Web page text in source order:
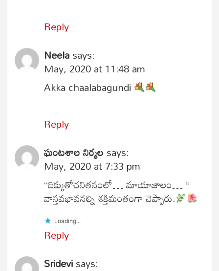
Reply
Neelasays:
May, 2020 at 11:48 am
Akka chaalabagundi
Reply
ఘంటశాల నిర్మల says:
May, 2020 at 7:33 pm
“దిక్కుతోచనితనంలో… మాయాజాలం… ”
వాస్తవభావనల్ని శక్తిమంతంగా చెప్పారు.
Loading...
Reply
Sridevisays: